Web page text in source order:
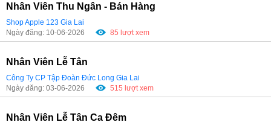
Nhân Viên Thu Ngân - Bán Hàng
Shop Apple 123 Gia Lai
Ngày đăng: 10-06-2026
85 lượt xem
Nhân Viên Lễ Tân
Công Ty CP Tập Đoàn Đức Long Gia Lai
Ngày đăng: 03-06-2026
515 lượt xem
Nhân Viên Lễ Tân Ca Đêm